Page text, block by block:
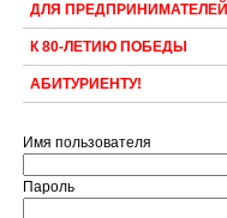
ДЛЯ ПРЕДПРИНИМАТЕЛЕЙ
К 80-ЛЕТИЮ ПОБЕДЫ
АБИТУРИЕНТУ!
Имя пользователя
Пароль